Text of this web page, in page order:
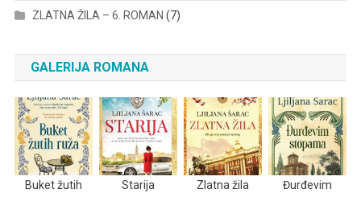
ZLATNA ŽILA – 6. ROMAN (7)
GALERIJA ROMANA
Buket žutih
Starija Zlatna žila
Đurđevim